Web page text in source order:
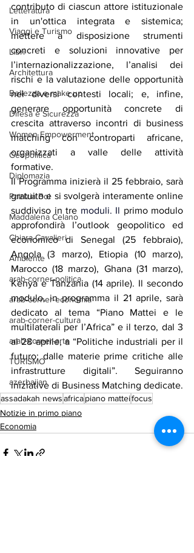
Letteratura
Viaggi e Turismo
Libri
Architettura
Bellezza e make up
Difesa e Sicurezza
Women Empowerment
Geopolitica
Diplomazia
Patrizia Boi
Maddalena Celano
Chiara Cavalieri
Ambiente
arab-corner-politica
arab-corner-economia
arab-corner-cultura
arab-corner-arte
TURISMO
azerbaijan
contributo di ciascun attore istituzionale
in un'ottica integrata e sistemica;
mettere a disposizione strumenti
concreti e soluzioni innovative per
l’internazionalizzazione, l’analisi dei
rischi e la valutazione delle opportunità
nei diversi contesti locali; e, infine,
generare opportunità concrete di
crescita attraverso incontri di business
matching con controparti africane,
organizzati a valle delle attività
formative.
Il Programma inizierà il 25 febbraio, sarà
gratuito e si svolgerà interamente online
suddiviso in tre moduli. Il primo modulo
approfondirà l’outlook geopolitico ed
economico di Senegal (25 febbraio),
Angola (3 marzo), Etiopia (10 marzo),
Marocco (18 marzo), Ghana (31 marzo),
Kenya e Tanzania (14 aprile). Il secondo
modulo, in programma il 21 aprile, sarà
dedicato al tema “Piano Mattei e le
multilaterali per l’Africa” e il terzo, dal 3
al 28 aprile, a “Politiche industriali per il
futuro: dalle materie prime critiche alle
infrastrutture digitali”. Seguiranno
iniziative di Business Matching dedicate.
assadakah newsafricapiano matteifocus
Notizie in primo piano
Economia